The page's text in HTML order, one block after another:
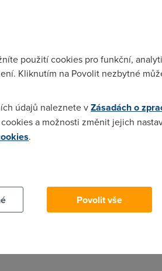
a mělo to fungovat
nervi . pls poradte nekdo
for Win 32 services je normální
problémy s přístupem
jasný?
Hlaska vyskoci a dojde k odpojeni
nepomohl. Kerio taky nic.
použití cookies pro funkční,
Kliknutím na Povolit nezbytné
údajů naleznete vZásadách o
a možnosti změnit jejich
.
Povolit vše